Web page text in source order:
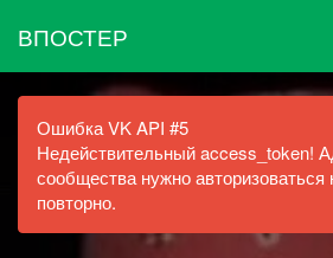
ВПОСТЕР
Ошибка VK API #5
Недействительный access_token!
сообщества нужно авторизоваться
повторно.